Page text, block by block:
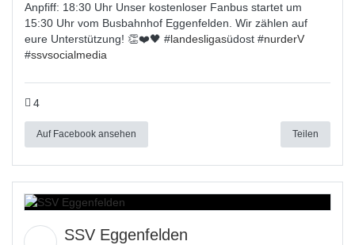
Anpfiff: 18:30 Uhr Unser kostenloser Fanbus startet um
15:30 Uhr vom Busbahnhof Eggenfelden. Wir zählen auf
eure Unterstützung! 👏❤️🖤 #landesligasüdost #nurderV
#ssvsocialmedia
4
Auf Facebook ansehen Teilen
SSV Eggenfelden